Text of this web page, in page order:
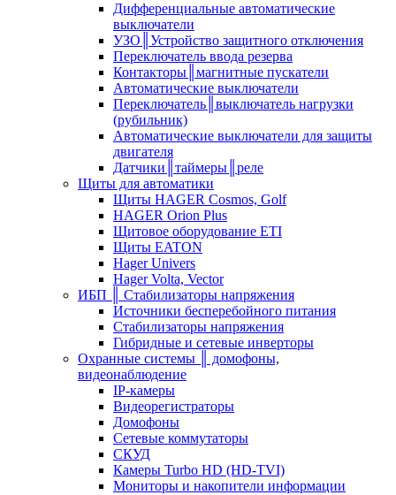
Дифференциальные автоматические
выключатели
УЗО║Устройство защитного отключения
Переключатель ввода резерва
Контакторы║магнитные пускатели
Автоматические выключатели
Переключатель║выключатель нагрузки
(рубильник)
Автоматические выключатели для защиты
двигателя
Датчики║таймеры║реле
Щиты для автоматики
Щиты HAGER Cosmos, Golf
HAGER Orion Plus
Щитовое оборудование ETI
Щиты EATON
Hager Univers
Hager Volta, Vector
ИБП ║ Стабилизаторы напряжения
Источники бесперебойного питания
Стабилизаторы напряжения
Гибридные и сетевые инверторы
Охранные системы ║ домофоны,
видеонаблюдение
IP-камеры
Видеорегистраторы
Домофоны
Сетевые коммутаторы
СКУД
Камеры Turbo HD (HD-TVI)
Мониторы и накопители информации